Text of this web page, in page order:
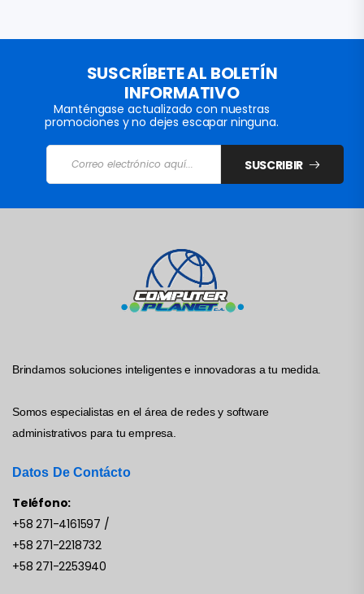
SUSCRÍBETE AL BOLETÍN
INFORMATIVO
Manténgase actualizado con nuestras
promociones y no dejes escapar ninguna.
SUSCRIBIR
Brindamos soluciones inteligentes e innovadoras a tu medida.
Somos especialistas en el área de redes y software
administrativos para tu empresa.
Datos De Contácto
Teléfono:
+58 271-4161597 /
+58 271-2218732
+58 271-2253940